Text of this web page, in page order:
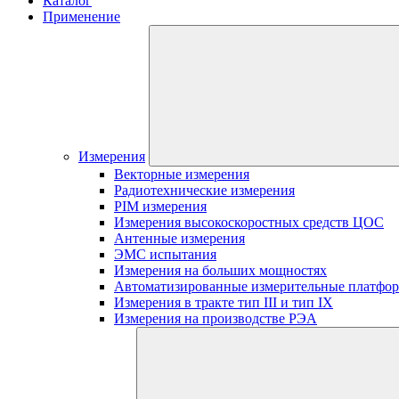
Применение
Измерения
Векторные измерения
Радиотехнические измерения
PIM измерения
Измерения высокоскоростных средств ЦОС
Антенные измерения
ЭМС испытания
Измерения на больших мощностях
Автоматизированные измерительные
Измерения в тракте тип III и тип IX
Измерения на производстве РЭА